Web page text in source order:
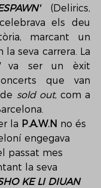
(Delirics,
els deu
marcant un
seva carrera. La
va ser un èxit
que van
sold out, com a
la P.A.W.N no és
engegava
passat mes
la seva
KE LI DIUAN